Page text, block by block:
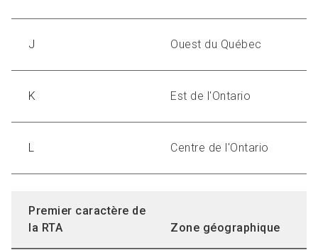
J Ouest du Québec
K Est de l'Ontario
L Centre de l'Ontario
Premier caractère de
la RTA
Zone géographique